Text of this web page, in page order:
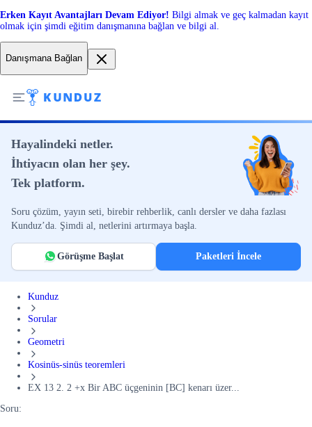
Erken Kayıt Avantajları Devam Ediyor! Bilgi almak ve geç kalmadan kayıt
olmak için şimdi eğitim danışmanına bağlan ve bilgi al.
Danışmana Bağlan
Hayalindeki netler.
İhtiyacın olan her şey.
Tek platform.
Soru çözüm, yayın seti, birebir rehberlik, canlı dersler ve daha fazlası
Kunduz’da. Şimdi al, netlerini artırmaya başla.
Görüşme Başlat Paketleri İncele
Kunduz
Sorular
Geometri
Kosinüs-sinüs teoremleri
EX 13 2. 2 +x Bir ABC üçgeninin [BC] kenarı üzer...
Soru: